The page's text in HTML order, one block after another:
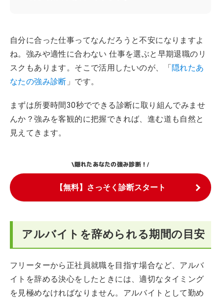
自分に合った仕事ってなんだろうと不安になりますよ
ね。強みや適性に合わない 仕事を選ぶと早期退職のリ
スクもあります。そこで活用したいのが、「隠れたあ
なたの強み診断 」です。
まずは所要時間30秒でできる診断に取り組んでみませ
んか？強みを客観的に把握できれば、進む道も自然と
見えてきます。
\隠れたあなたの強み診断！/
【無料】さっそく診断スタート
アルバイトを辞められる期間の目安
フリーターから正社員就職を目指す場合など、アルバ
イトを辞める決心をしたときには、適切なタイミング
を見極めなければなりません。アルバイトとして勤め